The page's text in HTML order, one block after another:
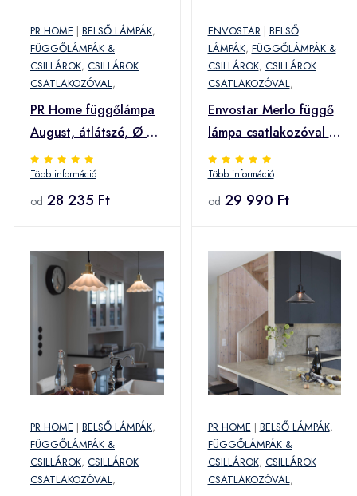
PR HOME | BELSŐ LÁMPÁK,
FÜGGŐLÁMPÁK &
CSILLÁROK, CSILLÁROK
CSATLAKOZÓVAL,
PR Home függőlámpa
August, átlátszó, Ø 15
cm
Több információ
od 28 235 Ft
ENVOSTAR| BELSŐ
LÁMPÁK, FÜGGŐLÁMPÁK &
CSILLÁROK, CSILLÁROK
CSATLAKOZÓVAL,
Envostar Merlo függő
lámpa csatlakozóval 1
izzó
Több információ
od 29 990 Ft
PR HOME | BELSŐ LÁMPÁK,
FÜGGŐLÁMPÁK &
CSILLÁROK, CSILLÁROK
CSATLAKOZÓVAL,
PR HOME | BELSŐ LÁMPÁK,
FÜGGŐLÁMPÁK &
CSILLÁROK, CSILLÁROK
CSATLAKOZÓVAL,